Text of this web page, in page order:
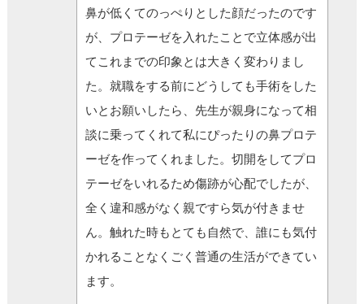
鼻が低くてのっぺりとした顔だったのです
が、プロテーゼを入れたことで立体感が出
てこれまでの印象とは大きく変わりまし
た。就職をする前にどうしても手術をした
いとお願いしたら、先生が親身になって相
談に乗ってくれて私にぴったりの鼻プロテ
ーゼを作ってくれました。切開をしてプロ
テーゼをいれるため傷跡が心配でしたが、
全く違和感がなく親ですら気が付きませ
ん。触れた時もとても自然で、誰にも気付
かれることなくごく普通の生活ができてい
ます。